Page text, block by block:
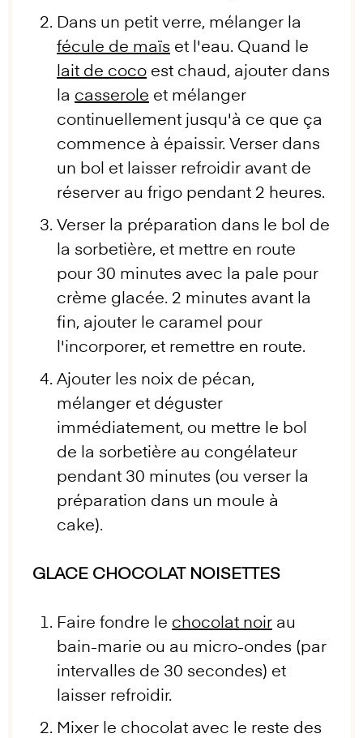
Dans un petit verre, mélanger la
fécule de maïs et l'eau. Quand le
lait de coco est chaud, ajouter dans
la casserole et mélanger
continuellement jusqu'à ce que ça
commence à épaissir. Verser dans
un bol et laisser refroidir avant de
réserver au frigo pendant 2 heures.
Verser la préparation dans le bol de
la sorbetière, et mettre en route
pour 30 minutes avec la pale pour
crème glacée. 2 minutes avant la
fin, ajouter le caramel pour
l'incorporer, et remettre en route.
Ajouter les noix de pécan,
mélanger et déguster
immédiatement, ou mettre le bol
de la sorbetière au congélateur
pendant 30 minutes (ou verser la
préparation dans un moule à
cake).
GLACE CHOCOLAT NOISETTES
Faire fondre le chocolat noir au
bain-marie ou au micro-ondes (par
intervalles de 30 secondes) et
laisser refroidir.
Mixer le chocolat avec le reste des